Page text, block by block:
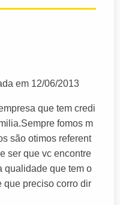
em 12/06/2013
que tem credi
fomos m
são otimos referent
ser que vc encontre
qualidade que tem o
que preciso corro dir